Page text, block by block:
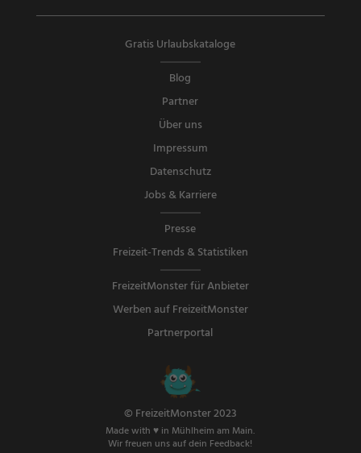
Gratis Urlaubskataloge
Blog
Partner
Über uns
Impressum
Datenschutz
Jobs & Karriere
Presse
Freizeit-Trends & Statistiken
FreizeitMonster für Anbieter
Werben auf FreizeitMonster
Partnerportal
© FreizeitMonster 2023
Made with ♥ in Mühlheim am Main.
Wir freuen uns auf dein Feedback!